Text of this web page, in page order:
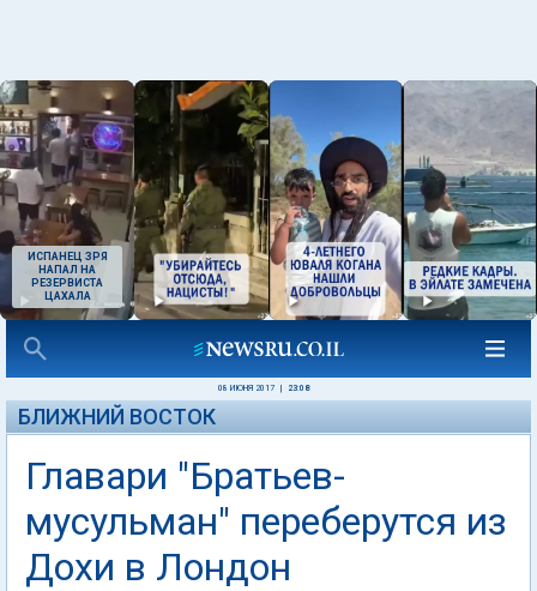
ИСПАНЕЦ ЗРЯ
НАПАЛ НА
РЕЗЕРВИСТА
ЦАХАЛА
08 ИЮНЯ 2017 23:08
БЛИЖНИЙ ВОСТОК
Главари "Братьев-
мусульман" переберутся из
Дохи в Лондон